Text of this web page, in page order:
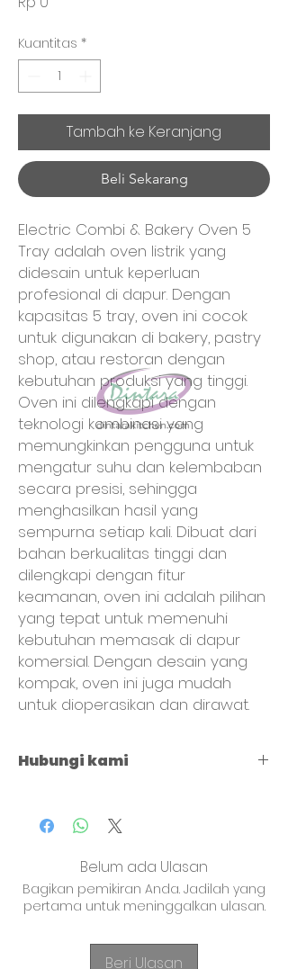
Kuantitas *
Tambah ke Keranjang
Beli Sekarang
Electric Combi & Bakery Oven 5
Tray adalah oven listrik yang
didesain untuk keperluan
profesional di dapur. Dengan
kapasitas 5 tray, oven ini cocok
untuk digunakan di bakery, pastry
shop, atau restoran dengan
kebutuhan produksi yang tinggi.
Oven ini dilengkapi dengan
teknologi kombinasi yang
memungkinkan pengguna untuk
mengatur suhu dan kelembaban
secara presisi, sehingga
menghasilkan hasil yang
sempurna setiap kali. Dibuat dari
bahan berkualitas tinggi dan
dilengkapi dengan fitur
keamanan, oven ini adalah pilihan
yang tepat untuk memenuhi
kebutuhan memasak di dapur
komersial. Dengan desain yang
kompak, oven ini juga mudah
untuk dioperasikan dan dirawat.
Hubungi kami
Belum ada Ulasan
Bagikan pemikiran Anda. Jadilah yang
pertama untuk meninggalkan ulasan.
Beri Ulasan